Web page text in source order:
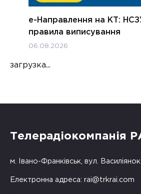
е-Направлення на КТ:
правила виписування
06.08.2026
загрузка...
Телерадіокомпанія
м. Івано-Франківськ, вул.
Електронна адреса: rai@trkrai.com